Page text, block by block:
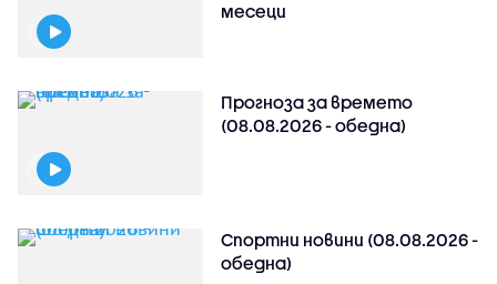
месеци
Прогноза за времето
(08.08.2026 - обедна)
Спортни новини (08.08.2026 -
обедна)